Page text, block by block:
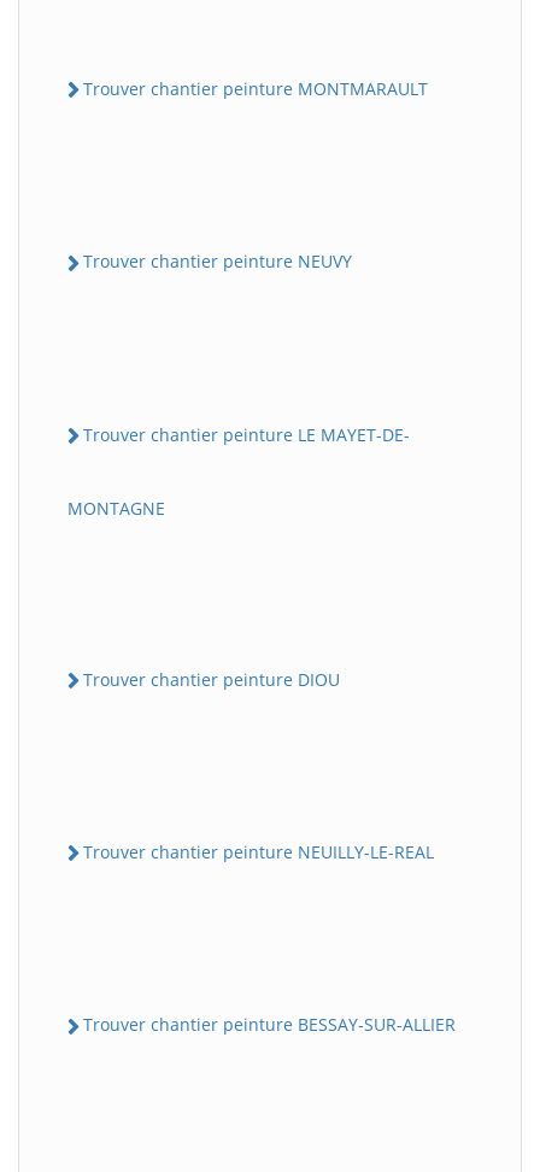
Trouver chantier peinture MONTMARAULT
Trouver chantier peinture NEUVY
Trouver chantier peinture LE MAYET-DE-
MONTAGNE
Trouver chantier peinture DIOU
Trouver chantier peinture NEUILLY-LE-REAL
Trouver chantier peinture BESSAY-SUR-ALLIER